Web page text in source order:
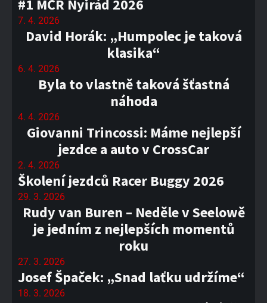
#1 MČR Nyirád 2026
7. 4. 2026
David Horák: „Humpolec je taková
klasika“
6. 4. 2026
Byla to vlastně taková šťastná
náhoda
4. 4. 2026
Giovanni Trincossi: Máme nejlepší
jezdce a auto v CrossCar
2. 4. 2026
Školení jezdců Racer Buggy 2026
29. 3. 2026
Rudy van Buren – Neděle v Seelowě
je jedním z nejlepších momentů
roku
27. 3. 2026
Josef Špaček: „Snad laťku udržíme“
18. 3. 2026